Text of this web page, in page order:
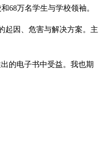
68万名学生与学校领袖。
起因、危害与解决方案。主
的电子书中受益。我也期